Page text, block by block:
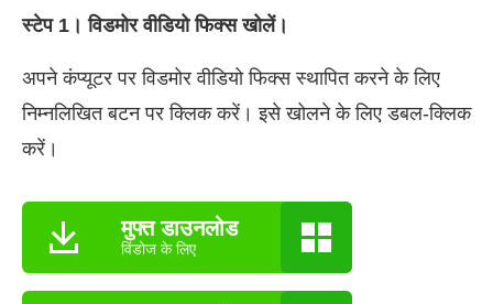
स्टेप 1। विडमोर वीडियो फिक्स खोलें।
अपने कंप्यूटर पर विडमोर वीडियो फिक्स स्थापित करने के लिए
निम्नलिखित बटन पर क्लिक करें। इसे खोलने के लिए डबल-क्लिक
करें।
मुफ्त डाउनलोड
विंडोज के लिए